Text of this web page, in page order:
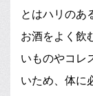
とはハリのあ
お酒をよく飲
いものやコレ
いため、体に